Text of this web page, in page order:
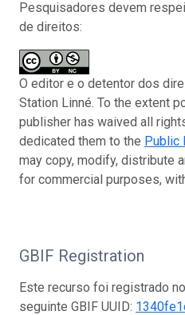
Pesquisadores devem
de direitos:
O editor e o detentor dos
Station Linné. To the extent
publisher has waived all
dedicated them to the Public
may copy, modify, distribute
for commercial purposes,
GBIF Registration
Este recurso foi registrado
seguinte GBIF UUID: